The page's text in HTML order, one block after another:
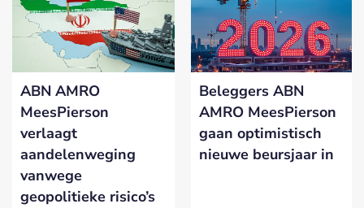
ABN AMRO
MeesPierson
verlaagt
aandelenweging
vanwege
geopolitieke risico’s
Beleggers ABN
AMRO MeesPierson
gaan optimistisch
nieuwe beursjaar in